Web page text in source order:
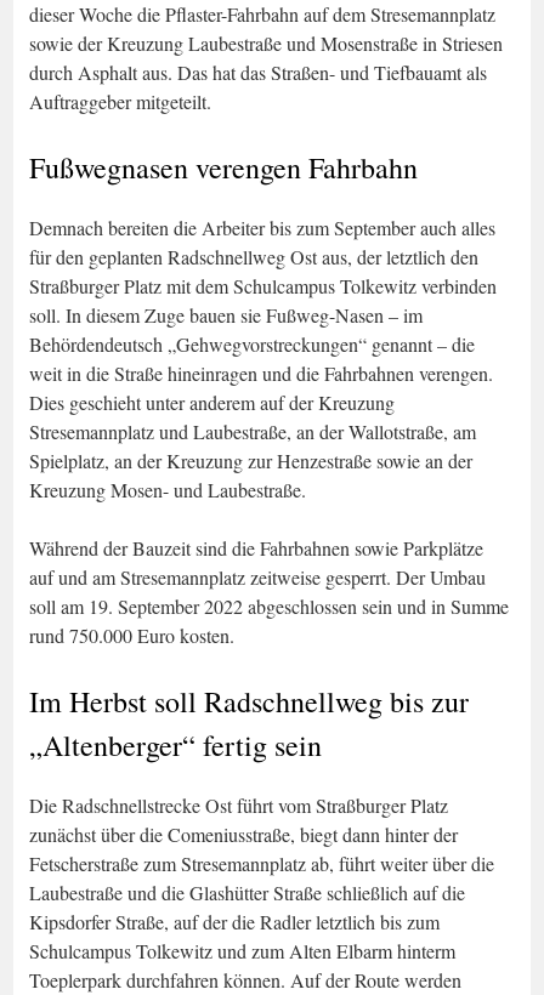
dieser Woche die Pflaster-Fahrbahn auf dem Stresemannplatz
sowie der Kreuzung Laubestraße und Mosenstraße in Striesen
durch Asphalt aus. Das hat das Straßen- und Tiefbauamt als
Auftraggeber mitgeteilt.
Fußwegnasen verengen Fahrbahn
Demnach bereiten die Arbeiter bis zum September auch alles
für den geplanten Radschnellweg Ost aus, der letztlich den
Straßburger Platz mit dem Schulcampus Tolkewitz verbinden
soll. In diesem Zuge bauen sie Fußweg-Nasen – im
Behördendeutsch „Gehwegvorstreckungen“ genannt – die
weit in die Straße hineinragen und die Fahrbahnen verengen.
Dies geschieht unter anderem auf der Kreuzung
Stresemannplatz und Laubestraße, an der Wallotstraße, am
Spielplatz, an der Kreuzung zur Henzestraße sowie an der
Kreuzung Mosen- und Laubestraße.
Während der Bauzeit sind die Fahrbahnen sowie Parkplätze
auf und am Stresemannplatz zeitweise gesperrt. Der Umbau
soll am 19. September 2022 abgeschlossen sein und in Summe
rund 750.000 Euro kosten.
Im Herbst soll Radschnellweg bis zur
„Altenberger“ fertig sein
Die Radschnellstrecke Ost führt vom Straßburger Platz
zunächst über die Comeniusstraße, biegt dann hinter der
Fetscherstraße zum Stresemannplatz ab, führt weiter über die
Laubestraße und die Glashütter Straße schließlich auf die
Kipsdorfer Straße, auf der die Radler letztlich bis zum
Schulcampus Tolkewitz und zum Alten Elbarm hinterm
Toeplerpark durchfahren können. Auf der Route werden